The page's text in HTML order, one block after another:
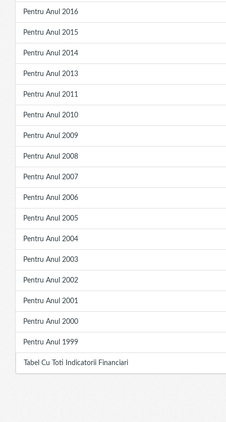
Pentru Anul 2016
Pentru Anul 2015
Pentru Anul 2014
Pentru Anul 2013
Pentru Anul 2011
Pentru Anul 2010
Pentru Anul 2009
Pentru Anul 2008
Pentru Anul 2007
Pentru Anul 2006
Pentru Anul 2005
Pentru Anul 2004
Pentru Anul 2003
Pentru Anul 2002
Pentru Anul 2001
Pentru Anul 2000
Pentru Anul 1999
Tabel Cu Toti Indicatorii Financiari